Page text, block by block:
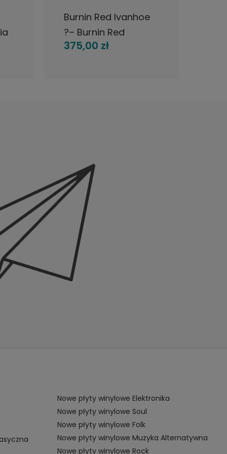
Burnin Red Ivanhoe
?– Burnin Red
Ivanhoe LP Denmark
375,00 zł
Nowe płyty winylowe Elektronika
Nowe płyty winylowe Soul
Nowe płyty winylowe Folk
Nowe płyty winylowe Muzyka Alternatywna
Nowe płyty winylowe Rock